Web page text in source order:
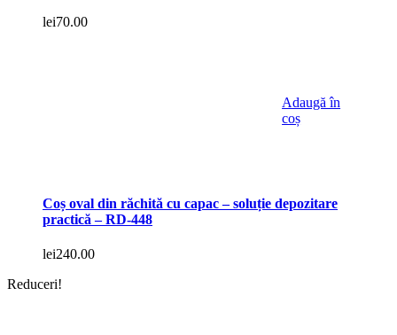
lei70.00
Adaugă în
coș
Coș oval din răchită cu capac – soluție depozitare
practică – RD-448
lei240.00
Reduceri!